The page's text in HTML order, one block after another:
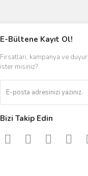
E-Bültene Kayıt Ol!
Fırsatları, kampanya ve
ister misiniz?
Bizi Takip Edin